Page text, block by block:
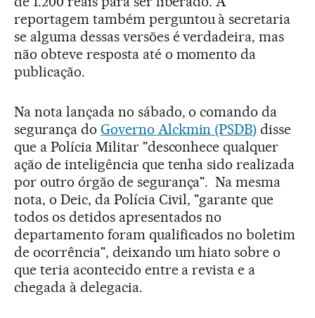
reportagem também perguntou à secretaria
se alguma dessas versões é verdadeira, mas
não obteve resposta até o momento da
publicação.
Na nota lançada no sábado, o comando da
segurança do Governo Alckmin (PSDB) disse
que a Polícia Militar "desconhece qualquer
ação de inteligência que tenha sido realizada
por outro órgão de segurança". Na mesma
nota, o Deic, da Polícia Civil, "garante que
todos os detidos apresentados no
departamento foram qualificados no boletim
de ocorrência", deixando um hiato sobre o
que teria acontecido entre a revista e a
chegada à delegacia.